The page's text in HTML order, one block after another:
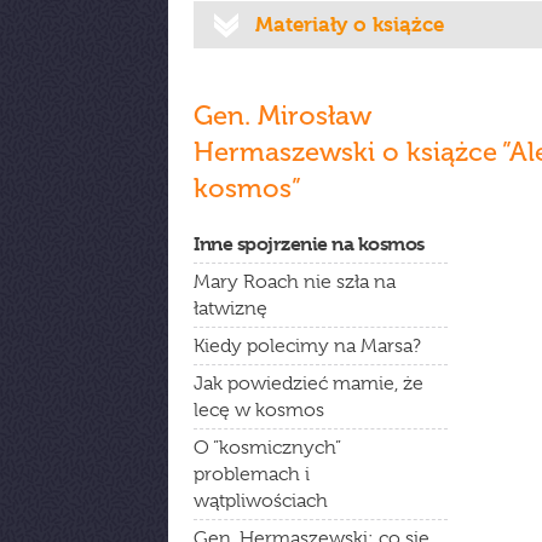
Materiały o książce
Gen. Mirosław
Hermaszewski o książce
kosmos”
Inne spojrzenie na kosmos
Mary Roach nie szła na
łatwiznę
Kiedy polecimy na Marsa?
Jak powiedzieć mamie, że
lecę w kosmos
O ”kosmicznych”
problemach i
wątpliwościach